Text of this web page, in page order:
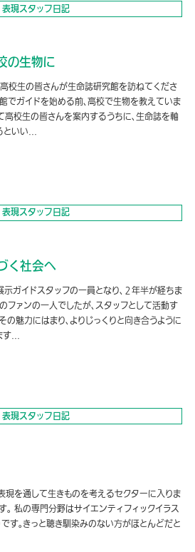
表現スタッフ日記
の生物に
校生の皆さんが生命誌研究館を訪ねてくださ
でガイドを始める前、高校で生物を教えていま
高校生の皆さんを案内するうちに、生命誌を軸
といい...
表現スタッフ日記
く社会へ
ガイドスタッフの一員となり、２年半が経ちま
ファンの一人でしたが、スタッフとして活動す
の魅力にはまり、よりじっくりと向き合うように
す...
表現スタッフ日記
を通して生きものを考えるセクターに入りま
。 私の専門分野はサイエンティフィックイラス
です。きっと聴き馴染みのない方がほとんどだと